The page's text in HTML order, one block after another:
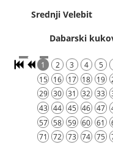
Srednji Velebit
Dabarski
1 2 3 4 5
15
16 17 18 19
29
30 31 32 33
43
44 45 46 47
57
58 59 60 61
71
72 73 74 75